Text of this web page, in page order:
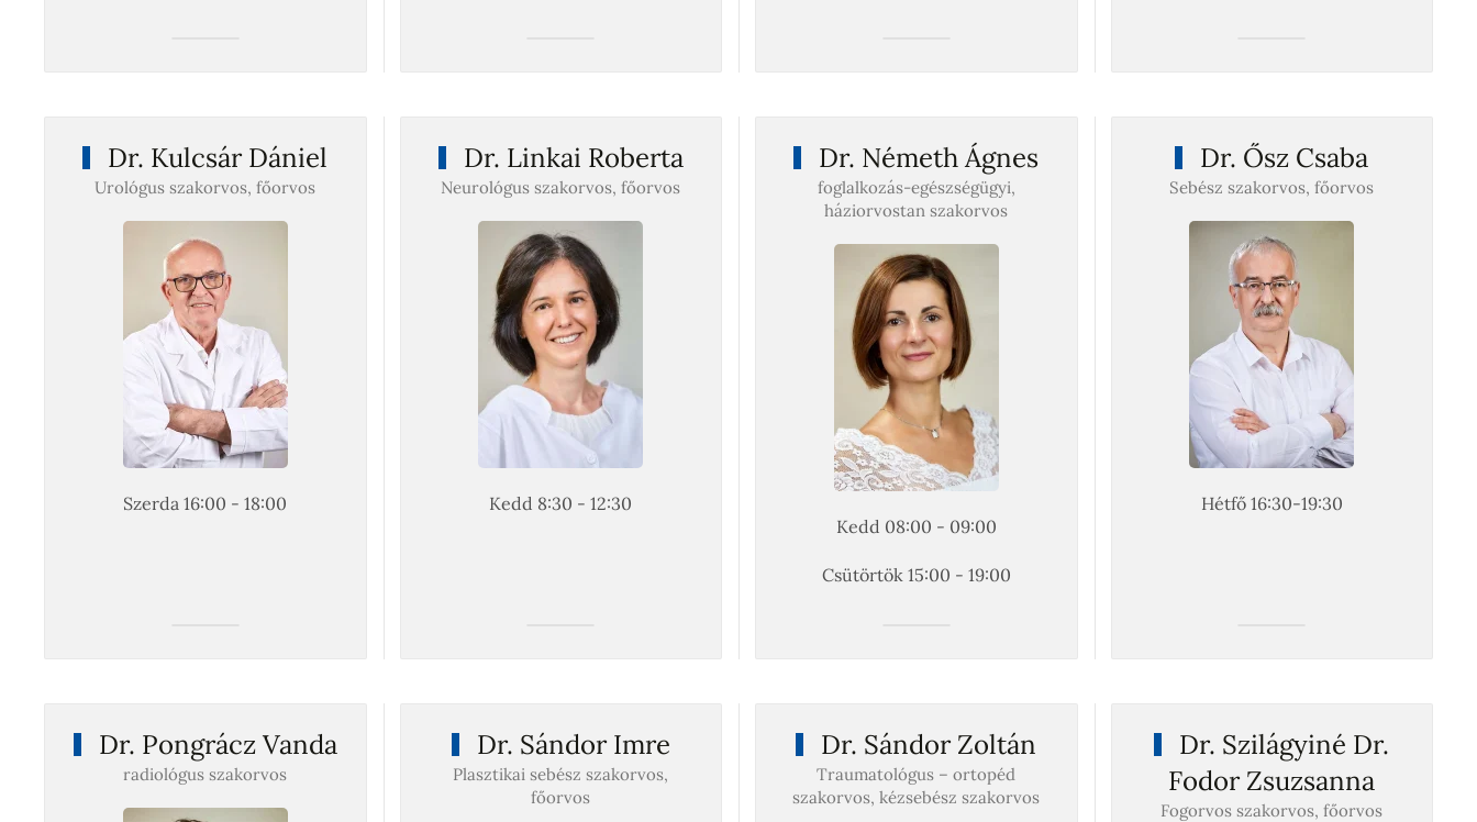
Dr. Kulcsár Dániel
Urológus szakorvos, főorvos
Szerda 16:00 - 18:00
Dr. Linkai Roberta
Neurológus szakorvos, főorvos
Kedd 8:30 - 12:30
Dr. Németh Ágnes
foglalkozás-egészségügyi,
háziorvostan szakorvos
Kedd 08:00 - 09:00
Csütörtök 15:00 - 19:00
Dr. Ősz Csaba
Sebész szakorvos, főorvos
Hétfő 16:30-19:30
Dr. Pongrácz Vanda
radiológus szakorvos
Dr. Sándor Imre
Plasztikai sebész szakorvos,
főorvos
Dr. Sándor Zoltán
Traumatológus – ortopéd
szakorvos, kézsebész szakorvos
Dr. Szilágyiné Dr.
Fodor Zsuzsanna
Fogorvos szakorvos, főorvos